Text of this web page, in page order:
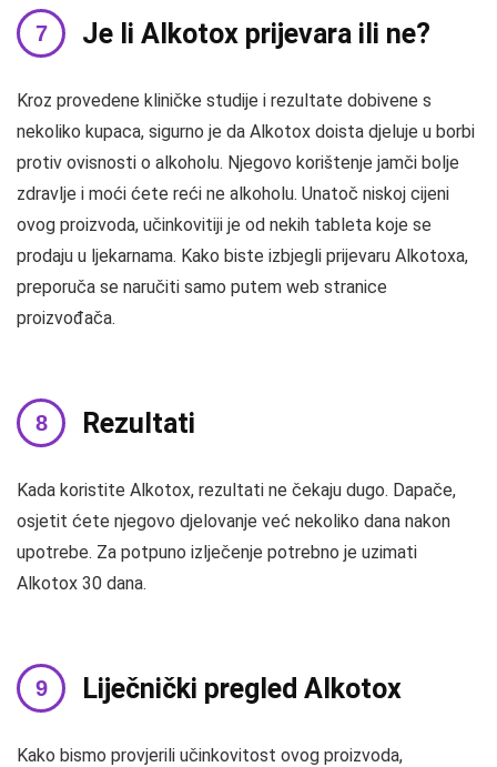
Je li Alkotox prijevara ili ne?
Kroz provedene kliničke studije i rezultate dobivene s
nekoliko kupaca, sigurno je da Alkotox doista djeluje u borbi
protiv ovisnosti o alkoholu. Njegovo korištenje jamči bolje
zdravlje i moći ćete reći ne alkoholu. Unatoč niskoj cijeni
ovog proizvoda, učinkovitiji je od nekih tableta koje se
prodaju u ljekarnama. Kako biste izbjegli prijevaru Alkotoxa,
preporuča se naručiti samo putem web stranice
proizvođača.
Rezultati
Kada koristite Alkotox, rezultati ne čekaju dugo. Dapače,
osjetit ćete njegovo djelovanje već nekoliko dana nakon
upotrebe. Za potpuno izlječenje potrebno je uzimati
Alkotox 30 dana.
Liječnički pregled Alkotox
Kako bismo provjerili učinkovitost ovog proizvoda,